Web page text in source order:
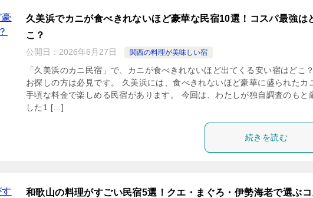
久美浜でカニが食べきれないほど豪華な民宿10選！コスパ最強は
こ？
公開日： 2026年6月27日 関西の料理が美味しい宿
「久美浜のカニ民宿」で、カニが食べきれないほど出てくる安い宿はどこ
お探しの方は必見です。 久美浜には、食べきれないほど豪華に盛られたカ
手頃な料金で楽しめる民宿があります。 今回は、わたしが独自調査のもと
した1 […]
続きを読む
和歌山の料理がすごい民宿5選！クエ・まぐろ・伊勢海老で選ぶコ